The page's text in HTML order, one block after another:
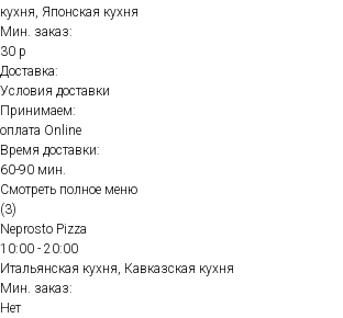
кухня, Японская кухня
Мин. заказ:
30 р
Доставка:
Условия доставки
Принимаем:
оплата Online
Время доставки:
60-90 мин.
Смотреть полное меню
(3)
Neprosto Pizza
10:00 - 20:00
Итальянская кухня, Кавказская кухня
Мин. заказ:
Нет